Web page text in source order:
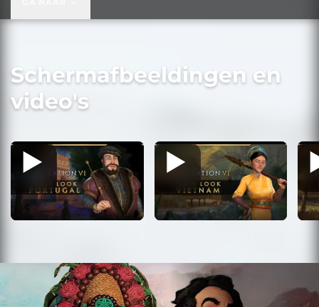
Schermafbeeldingen en
video's